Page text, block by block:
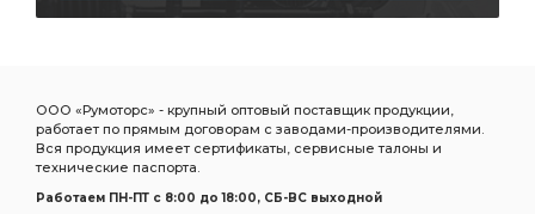
ООО «Румоторс» - крупный оптовый поставщик продукции,
работает по прямым договорам с заводами-производителями.
Вся продукция имеет сертификаты, сервисные талоны и
технические паспорта.
Работаем ПН-ПТ c 8:00 до 18:00, СБ-ВС выходной